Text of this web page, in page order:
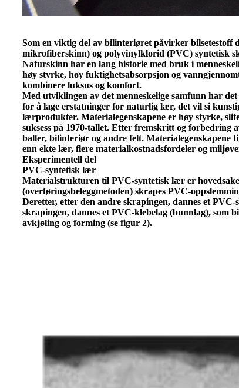
Som en viktig del av bilinteriøret påvirker
mikrofiberskinn) og polyvinylklorid (PVC) syntetisk
Naturskinn har en lang historie med bruk i
høy styrke, høy fuktighetsabsorpsjon og
kombinere luksus og komfort.
Med utviklingen av det menneskelige samfunn har
for å lage erstatninger for naturlig lær, det vil si
lærprodukter. Materialegenskapene er høy styrke,
suksess på 1970-tallet. Etter fremskritt og
baller, bilinteriør og andre felt.
enn ekte lær, flere materialkostnadsfordeler og
Eksperimentell del
PVC-syntetisk lær
Materialstrukturen til PVC-syntetisk lær er
(overføringsbeleggmetoden) skrapes PVC-
Deretter, etter den andre skrapingen, dannes et
skrapingen, dannes et PVC-klebelag (bunnlag), som
avkjøling og forming (se figur 2).